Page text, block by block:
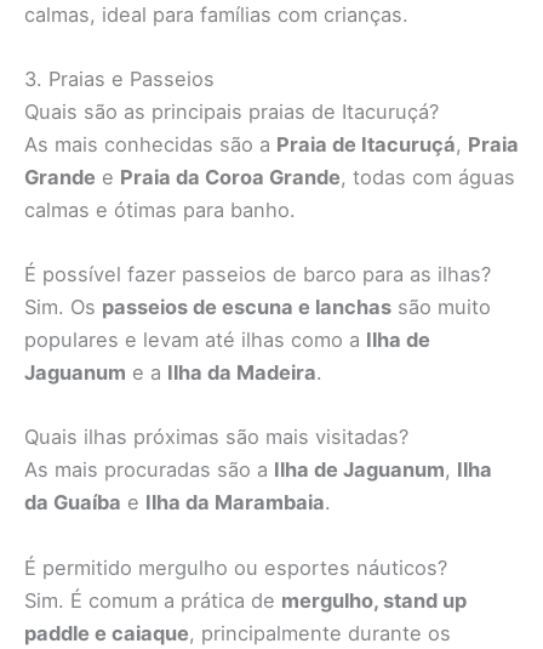
calmas, ideal para famílias com crianças.
3. Praias e Passeios
Quais são as principais praias de Itacuruçá?
As mais conhecidas são a Praia de Itacuruçá, Praia
Grande e Praia da Coroa Grande, todas com águas
calmas e ótimas para banho.
É possível fazer passeios de barco para as ilhas?
Sim. Os passeios de escuna e lanchas são muito
populares e levam até ilhas como a Ilha de
Jaguanum e a Ilha da Madeira.
Quais ilhas próximas são mais visitadas?
As mais procuradas são a Ilha de Jaguanum, Ilha
da Guaíba e Ilha da Marambaia.
É permitido mergulho ou esportes náuticos?
Sim. É comum a prática de mergulho, stand up
paddle e caiaque, principalmente durante os